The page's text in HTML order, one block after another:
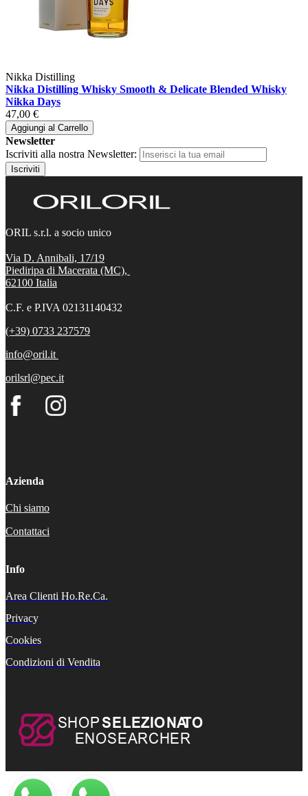
Nikka Distilling
Nikka Distilling Whisky Smooth & Delicate Blended Whisky
Nikka Days
47,00 €
Aggiungi al Carrello
Newsletter
Iscriviti alla nostra Newsletter:
Iscriviti
ORIL s.r.l. a socio unico
Via D. Annibali, 17/19
Piediripa di Macerata (MC),
62100 Italia
C.F. e P.IVA 02131140432
(+39) 0733 237579
info@oril.it
orilsrl@pec.it
Azienda
Chi siamo
Contattaci
Info
Area Clienti Ho.Re.Ca.
Privacy
Cookies
Condizioni di Vendita